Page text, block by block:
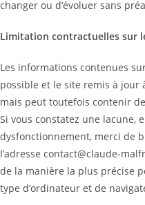
changer ou d’évoluer sans
Limitation contractuelles sur
Les informations contenues
possible et le site remis à jour
mais peut toutefois contenir
Si vous constatez une lacune,
dysfonctionnement, merci de
l’adresse contact@claude-
de la manière la plus précise
type d’ordinateur et de